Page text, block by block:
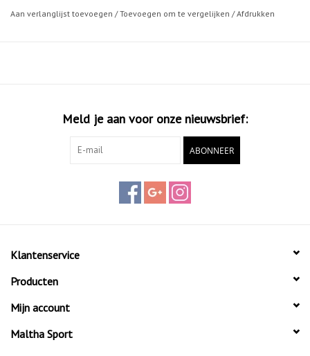
Aan verlanglijst toevoegen /Toevoegen om te vergelijken /Afdrukken
Meld je aan voor onze nieuwsbrief:
ABONNEER
Klantenservice
Producten
Mijn account
Maltha Sport